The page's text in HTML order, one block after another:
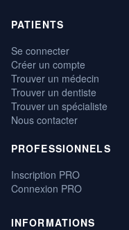
PATIENTS
Se connecter
Créer un compte
Trouver un médecin
Trouver un dentiste
Trouver un spécialiste
Nous contacter
PROFESSIONNELS
Inscription PRO
Connexion PRO
INFORMATIONS